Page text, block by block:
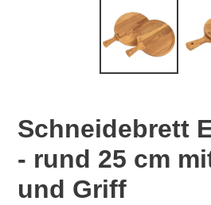
Schneidebrett
- rund 25 cm
und Griff